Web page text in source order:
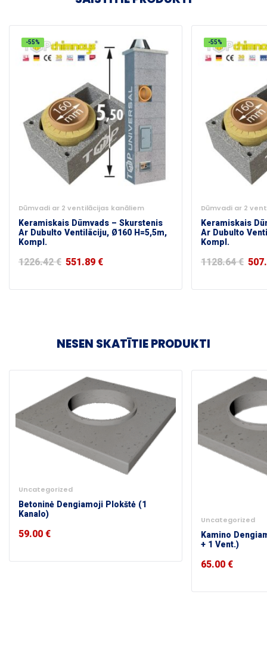
-55%
Dūmvadi ar 2 ventilācijas kanāliem
Keramiskais Dūmvads – Skurstenis
Ar Dubulto Ventilāciju, Ø160 H=5,5m,
Kompl.
1226.42€ 551.89€
-55%
Dūmvadi ar 2
Keramiskais
Ar Dubulto
Kompl.
1128.64€
NESEN SKATĪTIE PRODUKTI
Uncategorized
Betoninė Dengiamoji Plokštė (1
Kanalo)
59.00€
Uncategorized
Kamino
+ 1 Vent.)
65.00€